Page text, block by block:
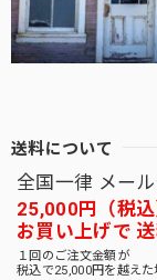
送料について
全国一律 メー
25,000円（税込
お買い上げで
１回のご注文金額が
税込で25,000円を越えた